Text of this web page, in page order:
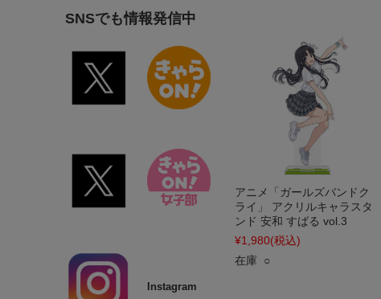
アニメ「ガールズバンドク
ライ」 アクリルキャラスタ
ンド 安和 すばる vol.3
¥1,980(税込)
在庫 ○
SNSでも情報発信中
Instagram